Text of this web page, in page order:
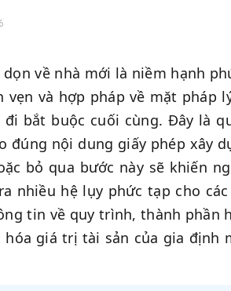
về nhà mới là niềm hạnh
vẹn và hợp pháp về mặt pháp
đi bắt buộc cuối cùng. Đây là
nội dung giấy phép xây
bỏ qua bước này sẽ khiến
nhiều hệ lụy phức tạp cho
tin về quy trình, thành phần
giá trị tài sản của gia định